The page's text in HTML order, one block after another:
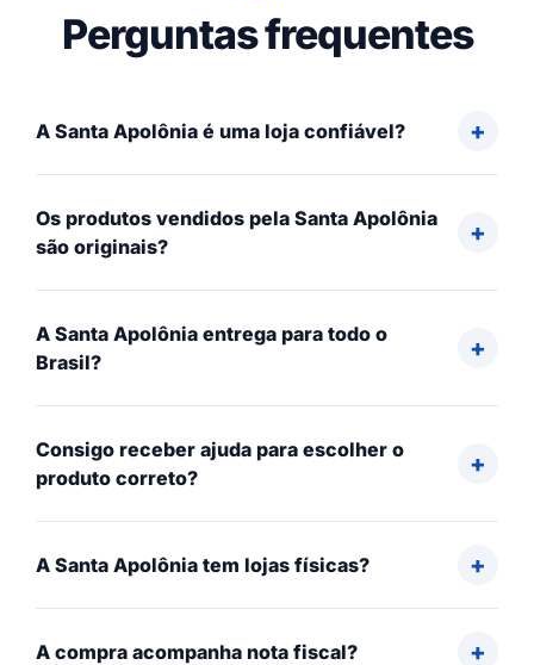
Perguntas frequentes
A Santa Apolônia é uma loja confiável?
Os produtos vendidos pela Santa Apolônia
são originais?
A Santa Apolônia entrega para todo o
Brasil?
Consigo receber ajuda para escolher o
produto correto?
A Santa Apolônia tem lojas físicas?
A compra acompanha nota fiscal?